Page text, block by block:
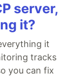
server,
it?
it
tracks
you can fix